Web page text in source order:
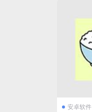
安卓软件